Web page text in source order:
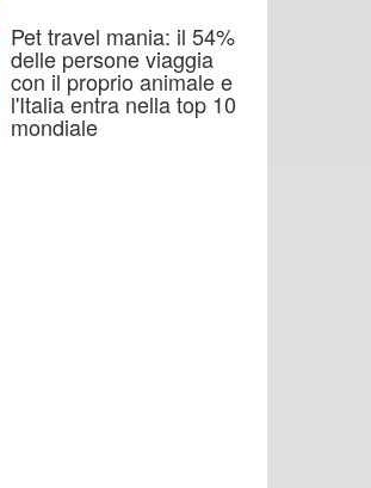
Pet travel mania: il 54%
delle persone viaggia
con il proprio animale e
l'Italia entra nella top 10
mondiale